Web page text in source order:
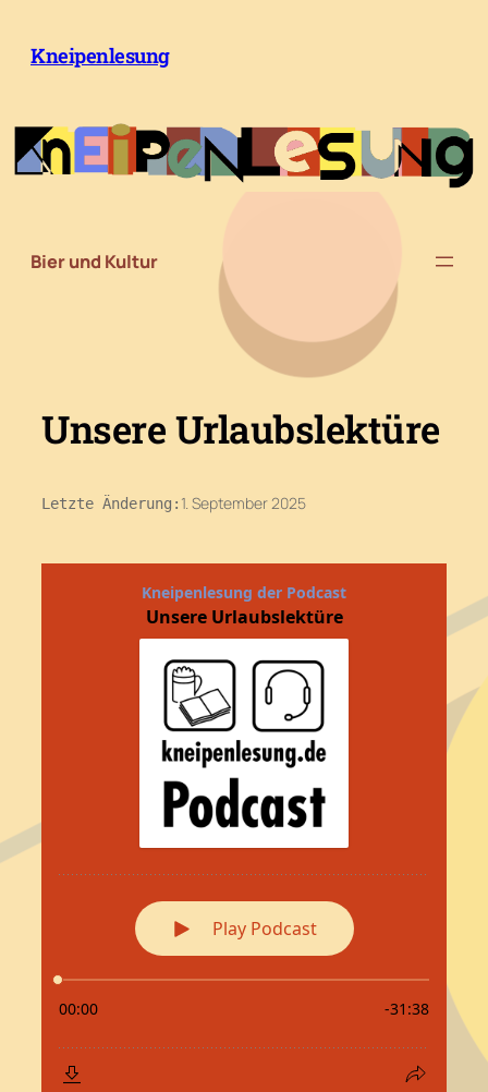
Inhalt
springen
Kneipenlesung
Bier und Kultur
Unsere Urlaubslektüre
Letzte Änderung: 1. September 2025